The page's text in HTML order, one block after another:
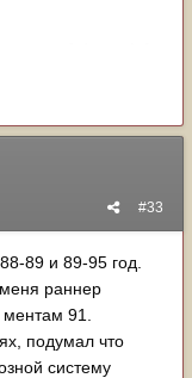
#33
89 и 89-95 год.
меня раннер
91.
подумал что
систему